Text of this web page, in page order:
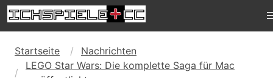
Startseite
Nachrichten
LEGO Star Wars: Die komplette Saga für Mac